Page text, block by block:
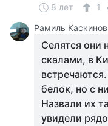
8 лет
1
Рамиль Каскинов
Селятся они
скалами, в
белок, но с
Назвали их
увидели